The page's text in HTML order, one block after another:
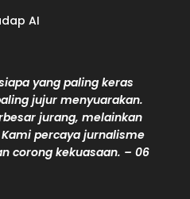
AI
yang paling keras
jujur menyuarakan.
jurang, melainkan
percaya jurnalisme
corong kekuasaan. – 06